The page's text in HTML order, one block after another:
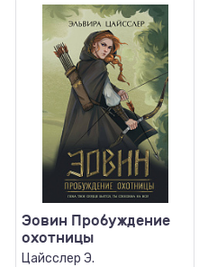
Эовин Пробуждение
охотницы
Цайсслер Э.